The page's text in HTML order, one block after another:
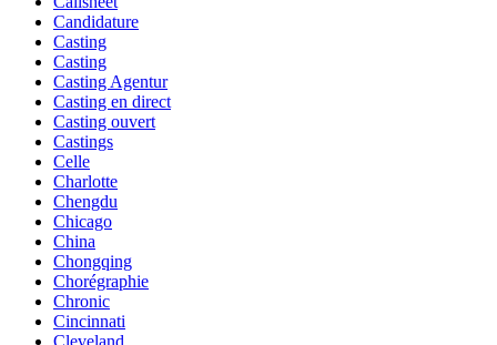
Candidature
Casting
Casting
Casting Agentur
Casting en direct
Casting ouvert
Castings
Celle
Charlotte
Chengdu
Chicago
China
Chongqing
Chorégraphie
Chronic
Cincinnati